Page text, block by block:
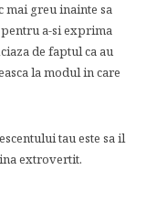
mai greu inainte sa
a-si exprima
de faptul ca au
la modul in care
tau este sa il
extrovertit.